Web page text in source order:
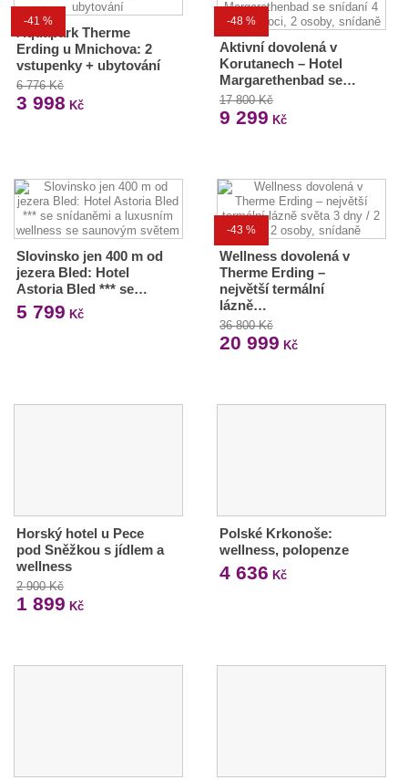
-41 %
Aquapark Therme
Erding u Mnichova: 2
vstupenky + ubytování
6 776 Kč
3 998 Kč
-48 %
Aktivní dovolená v
Korutanech – Hotel
Margarethenbad se…
17 800 Kč
9 299 Kč
Slovinsko jen 400 m od
jezera Bled: Hotel
Astoria Bled *** se…
5 799 Kč
-43 %
Wellness dovolená v
Therme Erding –
největší termální
lázně…
36 800 Kč
20 999 Kč
Horský hotel u Pece
pod Sněžkou s jídlem a
wellness
2 900 Kč
1 899 Kč
Polské Krkonoše:
wellness, polopenze
4 636 Kč